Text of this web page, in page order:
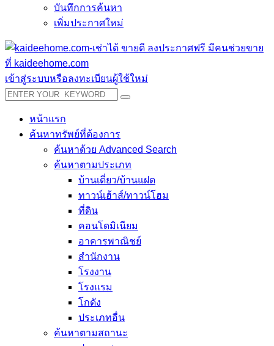
บันทึกการค้นหา
เพิ่มประกาศใหม่
เข้าสู่ระบบหรือลงทะเบียนผู้ใช้ใหม่
หน้าแรก
ค้นหาทรัพย์ที่ต้องการ
ค้นหาด้วย Advanced Search
ค้นหาตามประเภท
บ้านเดี่ยว/บ้านแฝด
ทาวน์เฮ้าส์/ทาวน์โฮม
ที่ดิน
คอนโดมิเนียม
อาคารพาณิชย์
สำนักงาน
โรงงาน
โรงแรม
โกดัง
ประเภทอื่น
ค้นหาตามสถานะ